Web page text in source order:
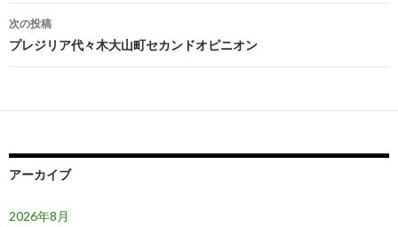
ナ
ビ
ゲ
ー
ョ
次の投稿
プレジリア代々木大山町セカンドオピニオン
アーカイブ
2026年8月